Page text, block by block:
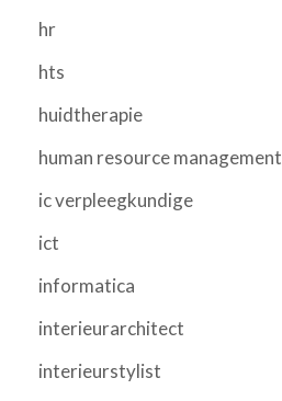
hr
hts
huidtherapie
human resource management
ic verpleegkundige
ict
informatica
interieurarchitect
interieurstylist